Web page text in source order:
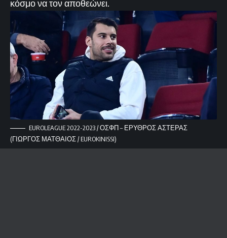
κόσμο να τον αποθεώνει.
EUROLEAGUE 2022-2023 / ΟΣΦΠ – ΕΡΥΘΡΟΣ ΑΣΤΕΡΑΣ
(ΓΙΩΡΓΟΣ ΜΑΤΘΑΙΟΣ / EUROKINISSI)